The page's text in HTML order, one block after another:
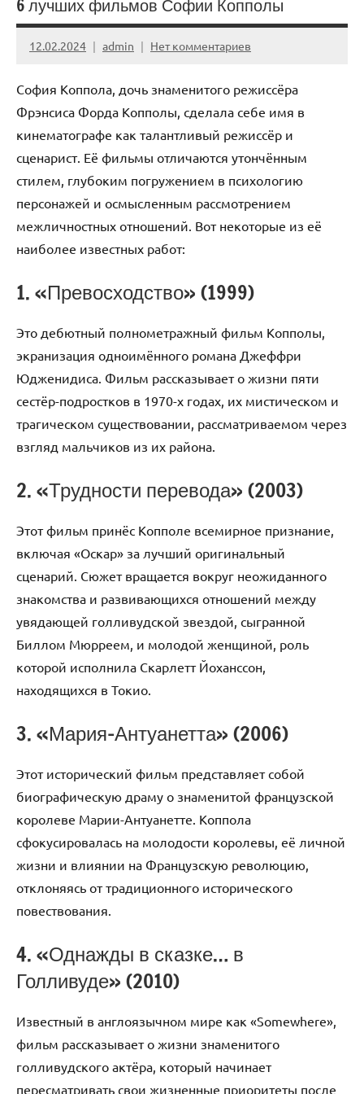
6 лучших фильмов Софии Копполы
12.02.2024 admin Нет комментариев
София Коппола, дочь знаменитого режиссёра
Фрэнсиса Форда Копполы, сделала себе имя в
кинематографе как талантливый режиссёр и
сценарист. Её фильмы отличаются утончённым
стилем, глубоким погружением в психологию
персонажей и осмысленным рассмотрением
межличностных отношений. Вот некоторые из её
наиболее известных работ:
1. «Превосходство» (1999)
Это дебютный полнометражный фильм Копполы,
экранизация одноимённого романа Джеффри
Юдженидиса. Фильм рассказывает о жизни пяти
сестёр-подростков в 1970-х годах, их мистическом и
трагическом существовании, рассматриваемом через
взгляд мальчиков из их района.
2. «Трудности перевода» (2003)
Этот фильм принёс Копполе всемирное признание,
включая «Оскар» за лучший оригинальный
сценарий. Сюжет вращается вокруг неожиданного
знакомства и развивающихся отношений между
увядающей голливудской звездой, сыгранной
Биллом Мюрреем, и молодой женщиной, роль
которой исполнила Скарлетт Йоханссон,
находящихся в Токио.
3. «Мария-Антуанетта» (2006)
Этот исторический фильм представляет собой
биографическую драму о знаменитой французской
королеве Марии-Антуанетте. Коппола
сфокусировалась на молодости королевы, её личной
жизни и влиянии на Французскую революцию,
отклоняясь от традиционного исторического
повествования.
4. «Однажды в сказке… в
Голливуде» (2010)
Известный в англоязычном мире как «Somewhere»,
фильм рассказывает о жизни знаменитого
голливудского актёра, который начинает
пересматривать свои жизненные приоритеты после